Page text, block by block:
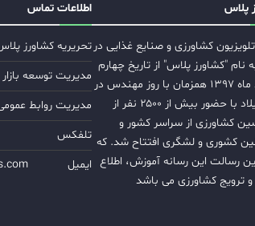
پلاس
تلویزیون کشاورزی و صنایع غذایی در
به نام "کشاورز پلاس" از تاریخ چهارم
اسفند ماه ۱۳۹۷ همزمان با روز مهندس در
برج میلاد با حضور بیش از ۲۵۰۰ نفر از
کشاورزی از سراسر کشور و
کشوری و لشگری افتتاح شد. که
رسالت این رسانه آموزش، اطلاع
و ترویج کشاورزی می باشد
اطلاعات تماس
تحریریه کشاورز
مدیریت توسعه بازار
مدیریت روابط
تلفکس
ایمیل